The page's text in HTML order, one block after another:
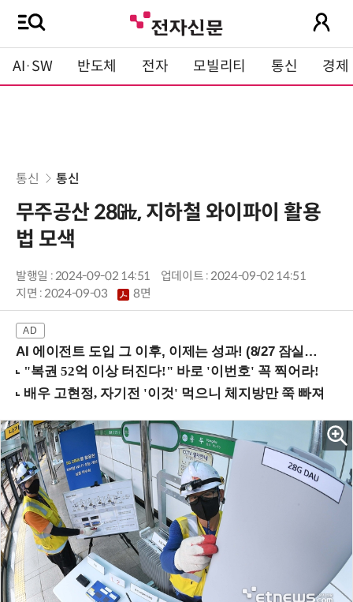
AI·SW 반도체 전자 모빌리티 통신 경제
통신 통신
무주공산 28㎓, 지하철 와이파이 활용
법 모색
발행일 : 2024-09-02 14:51
업데이트 : 2024-09-02 14:51
지면 :2024-09-03 8면
AI 에이전트 도입 그 이후, 이제는 성과! (8/27 잠실역)